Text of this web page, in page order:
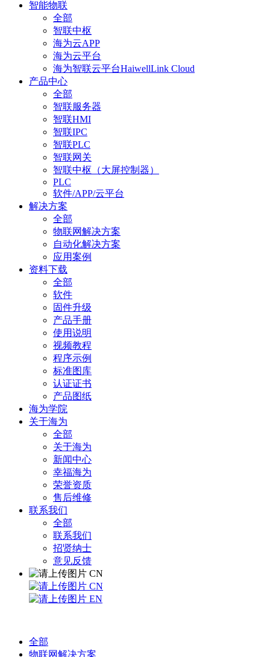
智能物联
全部
智联中枢
海为云APP
海为云平台
海为智联云平台HaiwellLink Cloud
产品中心
全部
智联服务器
智联HMI
智联IPC
智联PLC
智联网关
智联中枢（大屏控制器）
PLC
软件/APP/云平台
解决方案
全部
物联网解决方案
自动化解决方案
应用案例
资料下载
全部
软件
固件升级
产品手册
使用说明
视频教程
程序示例
标准图库
认证证书
产品图纸
海为学院
关于海为
全部
关于海为
新闻中心
幸福海为
荣誉资质
售后维修
联系我们
全部
联系我们
招贤纳士
意见反馈
CN
CN
EN
全部
物联网解决方案